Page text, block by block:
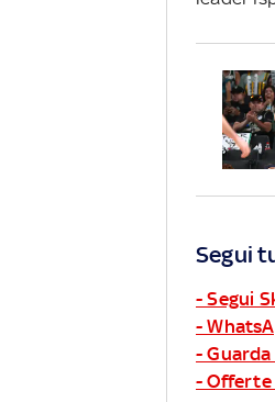
Segui
- Segui
-
-
- Offerte